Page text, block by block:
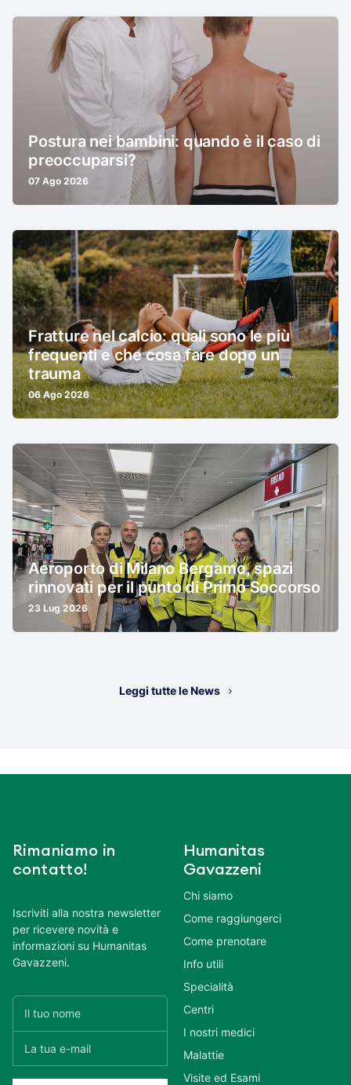
Postura nei bambini: quando è il caso di
preoccuparsi?
07 Ago 2026
Fratture nel calcio: quali sono le più
frequenti e che cosa fare dopo un
trauma
06 Ago 2026
Aeroporto di Milano Bergamo, spazi
rinnovati per il punto di Primo Soccorso
23 Lug 2026
Leggi tutte le News
Rimaniamo in
contatto!
Iscriviti alla nostra newsletter
per ricevere novità e
informazioni su Humanitas
Gavazzeni.
Humanitas
Gavazzeni
Chi siamo
Come raggiungerci
Come prenotare
Info utili
Specialità
Centri
I nostri medici
Malattie
Visite ed Esami